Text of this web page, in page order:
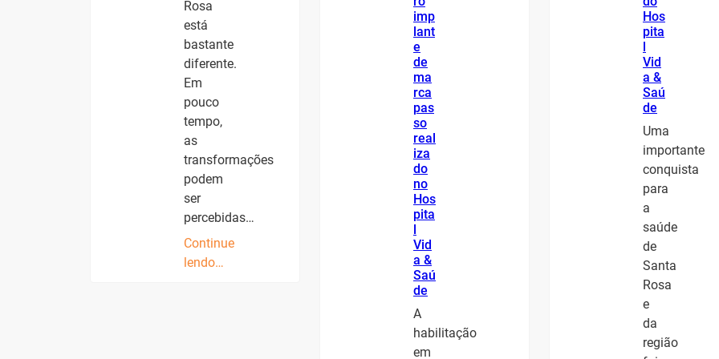
Rosa
está
bastante
diferente.
Em
pouco
tempo,
as
transformações
podem
ser
percebidas…
Continue
lendo…
imp
lant
e
de
ma
rca
pas
so
real
iza
do
no
Hos
pita
Vid
a &
Saú
de
A
habilitação
em
Hos
pita
Vid
a &
Saú
de
Uma
importante
conquista
para
a
saúde
de
Santa
Rosa
e
da
região